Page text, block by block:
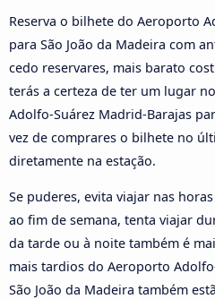
Reserva o bilhete do Aeroporto
para São João da Madeira com
cedo reservares, mais barato
terás a certeza de ter um lugar
Adolfo-Suárez Madrid-Barajas
vez de comprares o bilhete no
diretamente na estação.
Se puderes, evita viajar nas
ao fim de semana, tenta viajar
da tarde ou à noite também é
mais tardios do Aeroporto
São João da Madeira também